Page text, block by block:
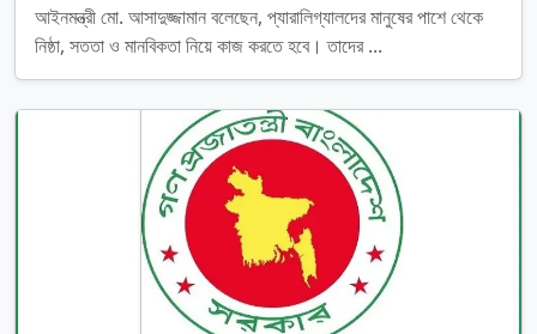
আইনমন্ত্রী মো. আসাদুজ্জামান বলেছেন, প্যারালিগ্যালদের মানুষের পাশে থেকে
নিষ্ঠা, সততা ও মানবিকতা নিয়ে কাজ করতে হবে। তাদের ...